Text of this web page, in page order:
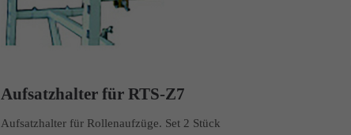
Aufsatzhalter für RTS-Z7
Aufsatzhalter für Rollenaufzüge. Set 2 Stück